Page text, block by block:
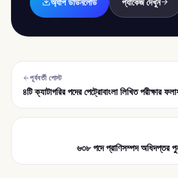
অ্যাপ ডাউনলোড প্যাকেজ দেখুন
পূর্ববর্তী পোস্ট
৪টি ক্যাটাগরির পদের পেট্রোবাংলা লিখিত পরীক্ষার
৬৩৮ পদে প্রাণিসম্পদ অধিদপ্তর